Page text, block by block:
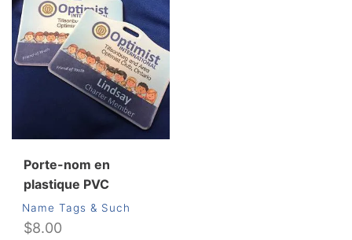
Porte-nom en
plastique PVC
Name Tags & Such
$8.00